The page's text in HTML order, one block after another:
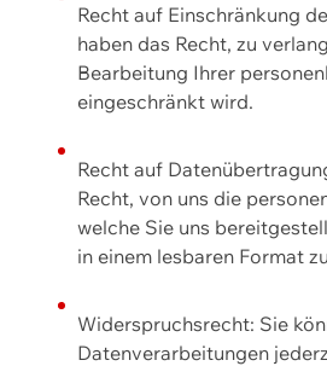
Recht auf Einschränkung
haben das Recht, zu
Bearbeitung Ihrer
eingeschränkt wird.
Recht auf
Recht, von uns die
welche Sie uns
in einem lesbaren Format
Widerspruchsrecht: Sie
Datenverarbeitungen